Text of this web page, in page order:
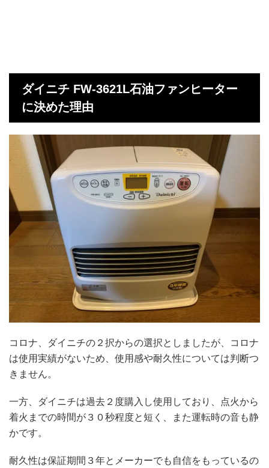
ダイニチ FW-3621L石油ファンヒーター
に決めた理由
コロナ、ダイニチの２択からの選択としましたが、コロナ
は使用実績がないため、使用感や耐久性については判断つ
きません。
一方、ダイニチは過去２度購入し使用しており、点火から
着火までの時間が３０秒程度と短く、また運転時の音も静
かです。
耐久性は保証期間３年とメーカーでも自信をもっているの